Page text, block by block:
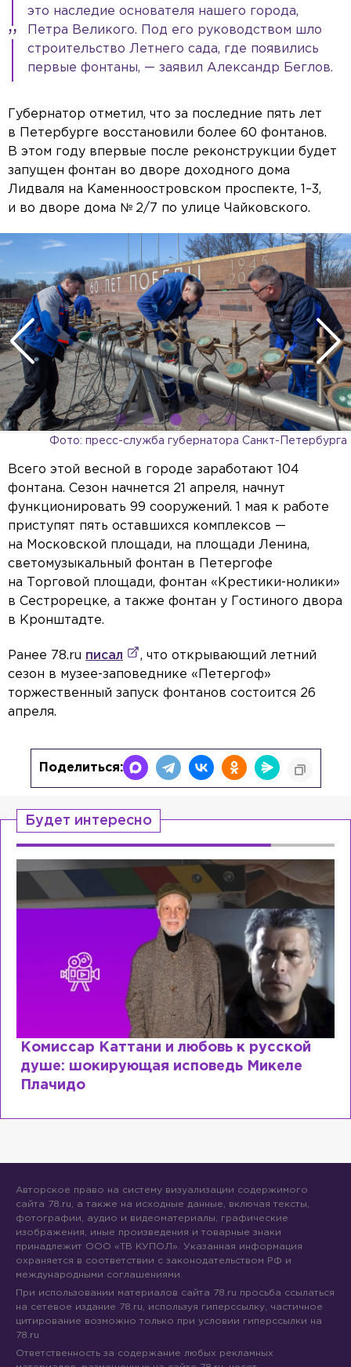
это наследие основателя нашего города,
Петра Великого. Под его руководством шло
строительство Летнего сада, где появились
первые фонтаны, — заявил Александр Беглов.
Губернатор отметил, что за последние пять лет
в Петербурге восстановили более 60 фонтанов.
В этом году впервые после реконструкции будет
запущен фонтан во дворе доходного дома
Лидваля на Каменноостровском проспекте, 1–3,
и во дворе дома № 2/7 по улице Чайковского.
Фото: пресс-служба губернатора Санкт-Петербурга
Всего этой весной в городе заработают 104
фонтана. Сезон начнется 21 апреля, начнут
функционировать 99 сооружений. 1 мая к работе
приступят пять оставшихся комплексов —
на Московской площади, на площади Ленина,
светомузыкальный фонтан в Петергофе
на Торговой площади, фонтан «Крестики-нолики»
в Сестрорецке, а также фонтан у Гостиного двора
в Кронштадте.
Ранее 78.ru писал
, что открывающий летний
сезон в музее-заповеднике «Петергоф»
торжественный запуск фонтанов состоится 26
апреля.
Поделиться:
Будет интересно
Специалист с напрасным дипломом:
почему мир разочаровался в высшем
образовании?
Авторское право на систему визуализации содержимого
сайта 78.ru, а также на исходные данные, включая тексты,
фотографии, аудио и видеоматериалы, графические
изображения, иные произведения и товарные знаки
принадлежит ООО «ТВ КУПОЛ». Указанная информация
охраняется в соответствии с законодательством РФ и
международными соглашениями.
При использовании материалов сайта 78.ru просьба ссылаться
на сетевое издание 78.ru, используя гиперссылку, частичное
цитирование возможно только при условии гиперссылки на
78.ru
Ответственность за содержание любых рекламных